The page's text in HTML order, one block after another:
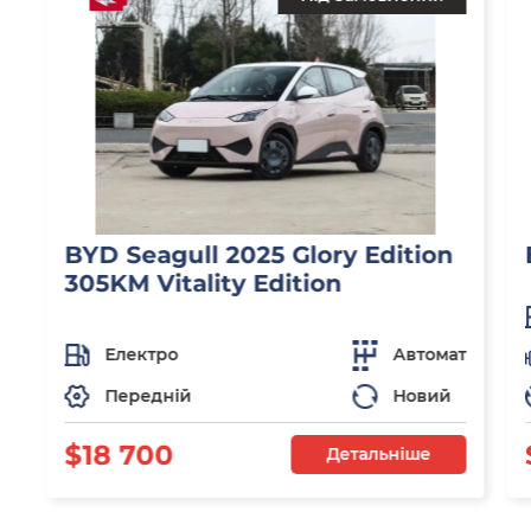
BYD Seagull 2025 Glory Edition
305KM Vitality Edition
Електро
Автомат
Передній
Новий
$18 700 Детальніше